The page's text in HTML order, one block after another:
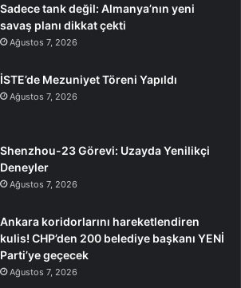
Sadece tank değil: Almanya’nın yeni
savaş planı dikkat çekti
Ağustos 7, 2026
İSTE’de Mezuniyet Töreni Yapıldı
Ağustos 7, 2026
Shenzhou-23 Görevi: Uzayda Yenilikçi
Deneyler
Ağustos 7, 2026
Ankara koridorlarını hareketlendiren
kulis! CHP’den 200 belediye başkanı YENİ
Parti’ye geçecek
Ağustos 7, 2026